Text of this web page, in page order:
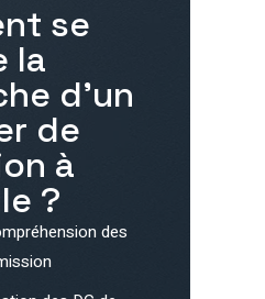
se
la
d'un
de
à
?
des